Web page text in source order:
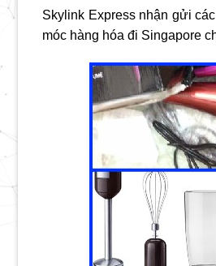
Skylink Express nhận gửi
móc hàng hóa đi Singapore